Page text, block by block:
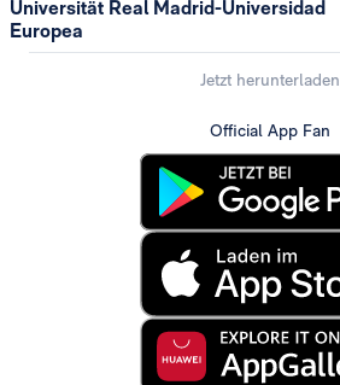
Universität Real Madrid-Universidad
Europea
Jetzt herunterladen
Official App Fan